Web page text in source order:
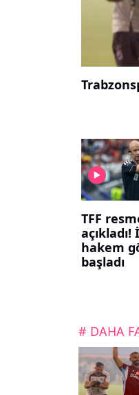
TFF
hakem
başladı
# DAHA